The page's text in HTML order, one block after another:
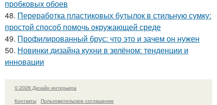
пробковых обоев
48. Переработка пластиковых бутылок в стильную сумку:
простой способ помочь окружающей среде
49. Профилированный брус: что это и зачем он нужен
50. Новинки дизайна кухни в зелёном: тенденции и
инновации
© 2026 Дизайн интерьера
Контакты
Пользовательское соглашение